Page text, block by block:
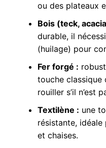
ou des plateaux
Bois (teck,
durable, il
(huilage) pour
Fer forgé :
touche classique
rouiller s’il n’est
Textilène : une
résistante, idéale
et chaises.